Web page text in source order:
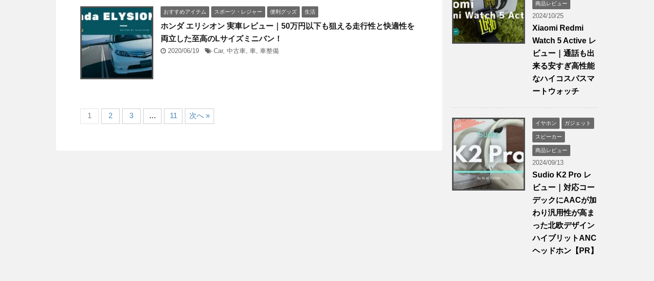
おすすめアイテム スポーツ・レジャー 便利グッズ 生活
ホンダ エリシオン 実車レビュー｜50万円以下も狙える走行性と快適性を
両立した至高のLサイズミニバン！
2020/06/19 Car, 中古車, 車, 車整備
1 2 3 … 11 次へ »
商品レビュー
2024/10/25
Xiaomi Redmi
Watch 5 Active レ
ビュー｜通話も出
来る安すぎ高性能
なハイコスパスマ
ートウォッチ
イヤホン ガジェット
スピーカー
商品レビュー
2024/09/13
Sudio K2 Pro レ
ビュー｜対応コー
デックにAACが加
わり汎用性が高ま
った北欧デザイン
ハイブリットANC
ヘッドホン【PR】